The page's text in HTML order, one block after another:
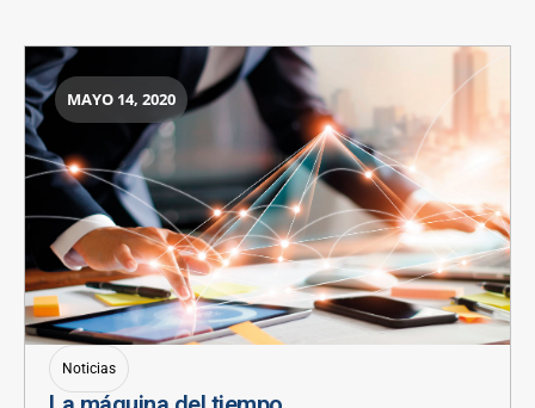
MAYO 14, 2020
Noticias